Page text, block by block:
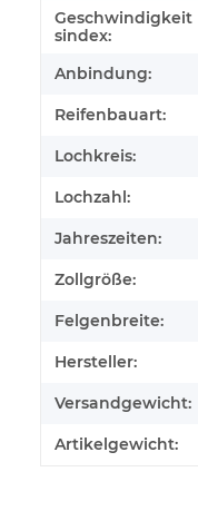
Geschwindigkeit
sindex:
Anbindung:
Reifenbauart:
Lochkreis:
Lochzahl:
Jahreszeiten:
Zollgröße:
Felgenbreite:
Hersteller:
Versandgewicht:
Artikelgewicht: